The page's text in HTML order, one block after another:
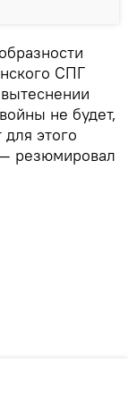
СПГ
не будет,
этого
резюмировал